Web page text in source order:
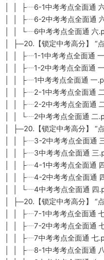
│ │ ├┈6-1中考考点全面通
│ │ ├┈6-2中考考点全面通
│ │ └┈6中考考点全面通 六
│ ├─20.【锁定中考高分】 “
│ │ ├┈1-1中考考点全面通
│ │ ├┈1-2中考考点全面通
│ │ ├┈1中考考点全面通 一
│ │ ├┈2-1中考考点全面通
│ │ ├┈2-2中考考点全面通
│ │ └┈2中考考点全面通 二
│ ├─20.【锁定中考高分】 “
│ │ ├┈3-2中考考点全面通
│ │ ├┈3中考考点全面通 三
│ │ ├┈4-1中考考点全面通
│ │ ├┈4-2中考考点全面通
│ │ └┈4中考考点全面通 四
│ ├─20.【锁定中考高分】 “
│ │ ├┈7-1中考考点全面通
│ │ ├┈7-2中考考点全面通
│ │ ├┈7中考考点全面通 七
│ │ ├┈8-1中考考点全面通